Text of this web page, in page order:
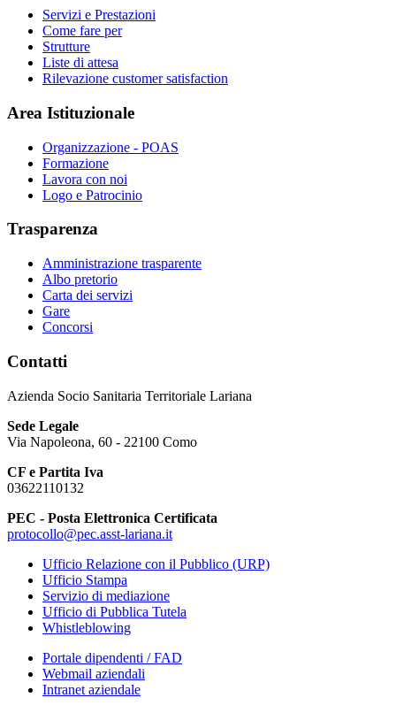
Servizi e Prestazioni
Come fare per
Strutture
Liste di attesa
Rilevazione customer satisfaction
Area Istituzionale
Organizzazione - POAS
Formazione
Lavora con noi
Logo e Patrocinio
Trasparenza
Amministrazione trasparente
Albo pretorio
Carta dei servizi
Gare
Concorsi
Contatti
Azienda Socio Sanitaria Territoriale Lariana
Sede Legale
Via Napoleona, 60 - 22100 Como
CF e Partita Iva
03622110132
PEC - Posta Elettronica Certificata
protocollo@pec.asst-lariana.it
Ufficio Relazione con il Pubblico (URP)
Ufficio Stampa
Servizio di mediazione
Ufficio di Pubblica Tutela
Whistleblowing
Portale dipendenti / FAD
Webmail aziendali
Intranet aziendale